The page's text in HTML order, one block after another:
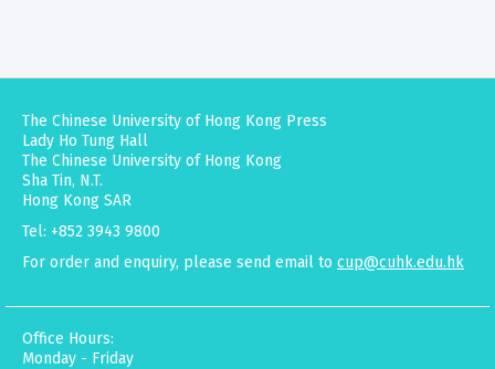
The Chinese University of Hong Kong Press
Lady Ho Tung Hall
The Chinese University of Hong Kong
Sha Tin, N.T.
Hong Kong SAR
Tel: +852 3943 9800
For order and enquiry, please send email to cup@cuhk.edu.hk
Office Hours:
Monday - Friday